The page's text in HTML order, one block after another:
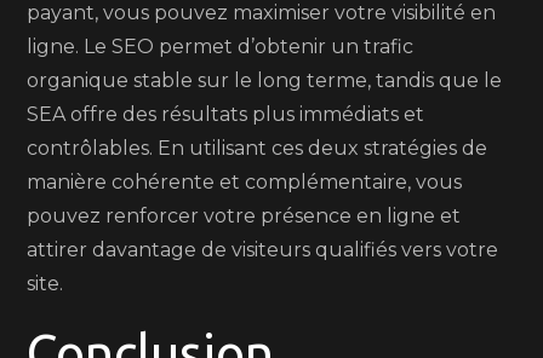
payant, vous pouvez maximiser votre visibilité en
ligne. Le SEO permet d’obtenir un trafic
organique stable sur le long terme, tandis que le
SEA offre des résultats plus immédiats et
contrôlables. En utilisant ces deux stratégies de
manière cohérente et complémentaire, vous
pouvez renforcer votre présence en ligne et
attirer davantage de visiteurs qualifiés vers votre
site.